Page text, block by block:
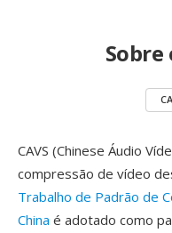
CAVS (Chinese Áudio
compressão de vídeo
Trabalho de Padrão de
China é adotado como